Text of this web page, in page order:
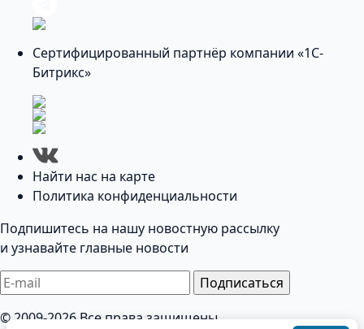
Сертифицированный партнёр компании «1С-
Битрикс»
Найти нас на карте
Политика конфиденциальности
Подпишитесь на нашу новостную рассылку
и узнавайте главные новости
Подписаться
© 2009-2026 Все права защищены